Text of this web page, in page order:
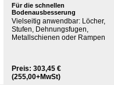
Für die schnellen
Bodenausbesserung
Vielseitig anwendbar: Löcher,
Stufen, Dehnungsfugen,
Metallschienen oder Rampen
Preis: 303,45 €
(255,00+MwSt)